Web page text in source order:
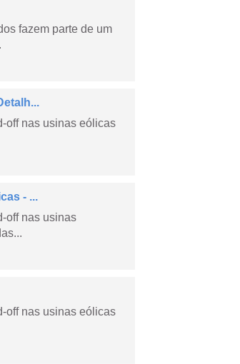
fazem parte de um
off nas usinas eólicas
- ...
off nas usinas
off nas usinas eólicas